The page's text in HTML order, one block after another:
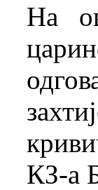
На
КЗ-а